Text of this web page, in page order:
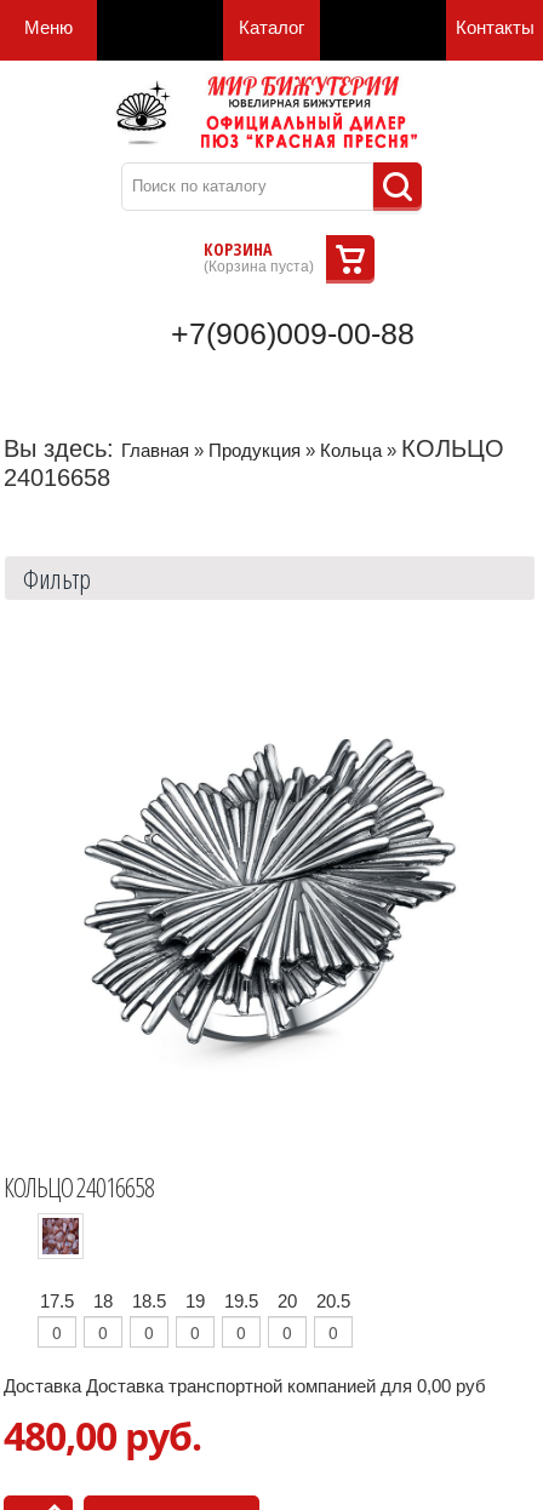
Меню Каталог Контакты
КОРЗИНА
(Корзина пуста)
+7(906)009-00-88
Вы здесь: Главная » Продукция » Кольца » КОЛЬЦО
24016658
Фильтр
КОЛЬЦО 24016658
17.5 18 18.5 19 19.5 20 20.5
Доставка Доставка транспортной компанией для 0,00 руб
480,00 руб.